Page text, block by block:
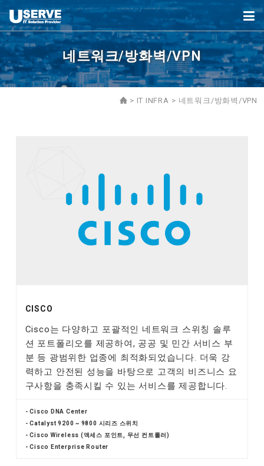
네트워크/방화벽/VPN
> IT INFRA > 네트워크/방화벽/VPN
CISCO
Cisco는 다양하고 포괄적인 네트워크 스위칭 솔루
션 포트폴리오를 제공하여, 공공 및 민간 서비스 부
분 등 광범위한 업종에 최적화되었습니다. 더욱 강
력하고 안전된 성능을 바탕으로 고객의 비즈니스 요
구사항을 충족시킬 수 있는 서비스를 제공합니다.
- Cisco DNA Center
- Catalyst 9200 ~ 9800 시리즈 스위치
- Cisco Wireless (액세스 포인트, 무선 컨트롤러)
- Cisco Enterprise Router